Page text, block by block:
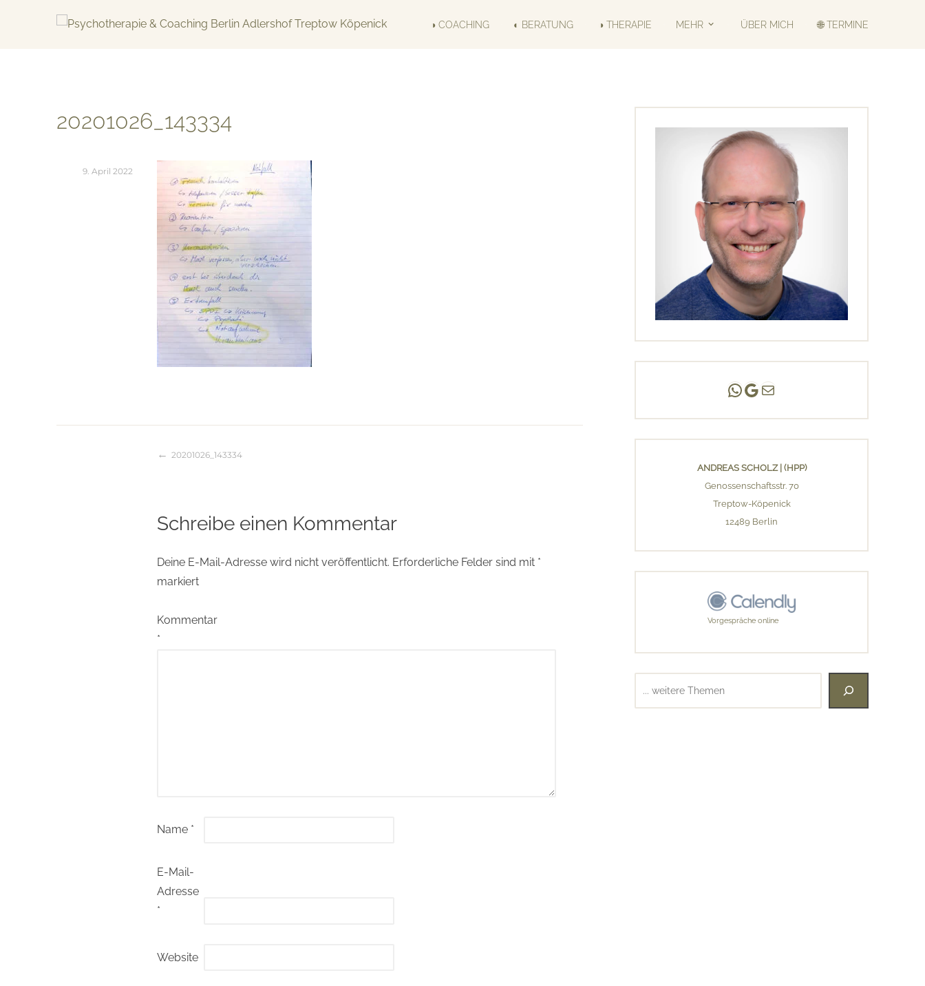
◑ COACHING ◐ BERATUNG ◑ THERAPIE MEHR ÜBER MICH 🌐 TERMINE
20201026_143334
9. April 2022
Beitragsnavigation
20201026_143334
Schreibe einen Kommentar
Deine E-Mail-Adresse wird nicht veröffentlicht. Erforderliche Felder sind mit *
markiert
Kommentar
*
Name *
E-Mail-
Adresse
*
Website
Andreas Scholz | (HPP)
Praxis Adlershof
E-Mail an mich ...
ANDREAS SCHOLZ | (HPP)
Genossenschaftsstr. 70
Treptow-Köpenick
12489 Berlin
Vorgespräche online